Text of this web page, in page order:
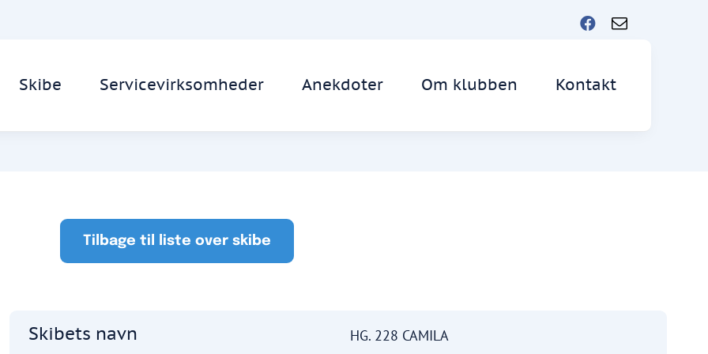
Skibe Servicevirksomheder Anekdoter Om klubben Kontakt
Tilbage til liste over skibe
Skibets navn HG. 228 CAMILA